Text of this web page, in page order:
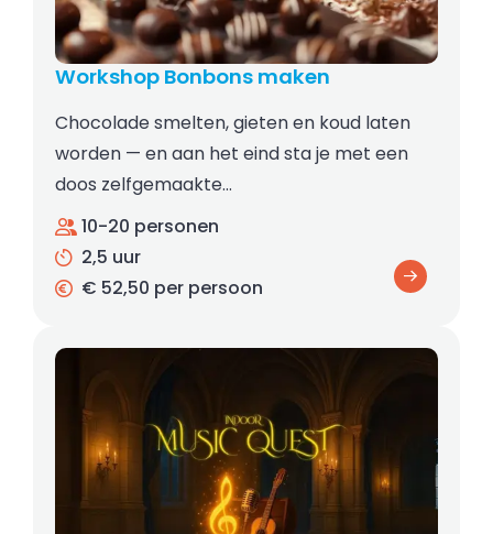
Workshop Bonbons maken
Chocolade smelten, gieten en koud laten
worden — en aan het eind sta je met een
doos zelfgemaakte…
10-20 personen
2,5 uur
€ 52,50 per persoon